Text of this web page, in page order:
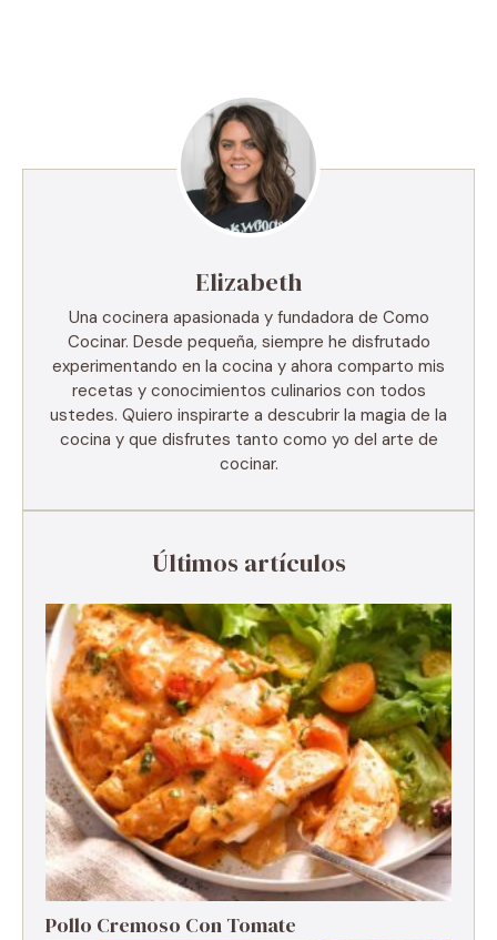
Elizabeth
Una cocinera apasionada y fundadora de Como
Cocinar. Desde pequeña, siempre he disfrutado
experimentando en la cocina y ahora comparto mis
recetas y conocimientos culinarios con todos
ustedes. Quiero inspirarte a descubrir la magia de la
cocina y que disfrutes tanto como yo del arte de
cocinar.
Últimos artículos
Pollo Cremoso Con Tomate